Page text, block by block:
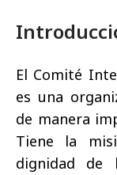
El Comité
es una
de manera
Tiene la
dignidad de